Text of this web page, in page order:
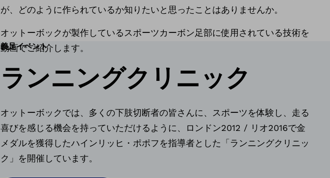
が、どのように作られているか知りたいと思ったことはありませんか。
オットーボックが製作しているスポーツカーボン足部に使用されている技術を
動画でご紹介します。
義足イベント
ランニングクリニック
オットーボックでは、多くの下肢切断者の皆さんに、スポーツを体験し、走る
喜びを感じる機会を持っていただけるように、ロンドン2012 / リオ2016で金
メダルを獲得したハインリッヒ・ポポフを指導者とした「ランニングクリニッ
ク」を開催しています。